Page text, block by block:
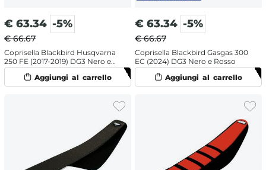
€ 63.34 -5%
€ 66.67
Coprisella Blackbird Husqvarna
250 FE (2017-2019) DG3 Nero e
giallo
€ 63.34 -5%
€ 66.67
Coprisella Blackbird Gasgas 300
EC (2024) DG3 Nero e Rosso